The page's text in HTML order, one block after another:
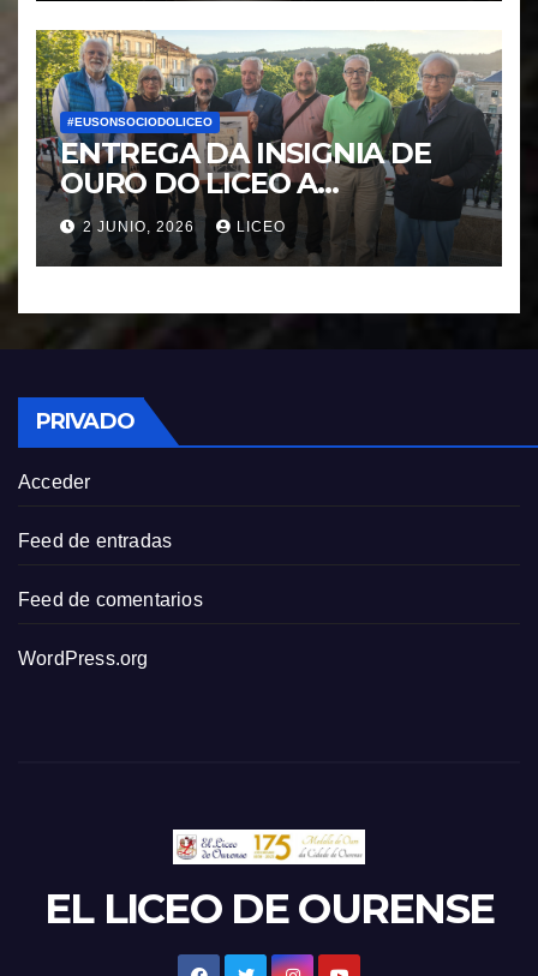
#EUSONSOCIODOLICEO
ENTREGA DA INSIGNIA DE
OURO DO LICEO A
FRANCISCO NOVOA
RODRIGUEZ
2 JUNIO, 2026 LICEO
PRIVADO
Acceder
Feed de entradas
Feed de comentarios
WordPress.org
EL LICEO DE OURENSE